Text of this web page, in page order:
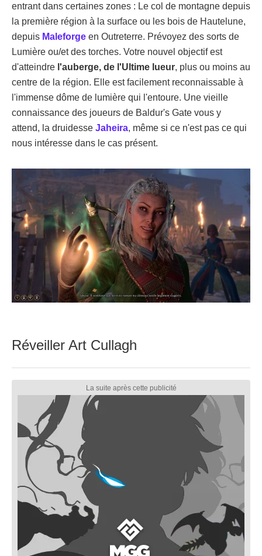
entrant dans certaines zones : Le col de montagne depuis
la première région à la surface ou les bois de Hautelune,
depuis Maleforge en Outreterre. Prévoyez des sorts de
Lumière ou/et des torches. Votre nouvel objectif est
d'atteindre l'auberge, de l'Ultime lueur, plus ou moins au
centre de la région. Elle est facilement reconnaissable à
l'immense dôme de lumière qui l'entoure. Une vieille
connaissance des joueurs de Baldur's Gate vous y
attend, la druidesse Jaheira, même si ce n'est pas ce qui
nous intéresse dans le cas présent.
Réveiller Art Cullagh